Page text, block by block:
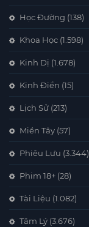
Học Đường (138)
Khoa Học (1.598)
Kinh Dị (1.678)
Kinh Điển (15)
Lịch Sử (213)
Miền Tây (57)
Phiêu Lưu (3.344)
Phim 18+ (28)
Tài Liệu (1.082)
Tâm Lý (3.676)